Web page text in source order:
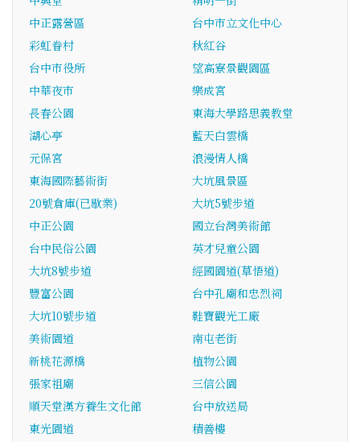
中正露營區
台中市立文化中心
彩虹眷村
秋紅谷
台中市役所
望高寮景觀園區
中華夜市
樂成宮
長春公園
東海大學路思義教堂
湖心亭
藍天白雲橋
元保宮
浪漫情人橋
東海國際藝術街
大坑風景區
20號倉庫(已歇業)
大坑5號步道
中正公園
國立台灣美術館
台中民俗公園
英才兒童公園
大坑8號步道
經國園道(草悟道)
豐富公園
台中孔廟和忠烈祠
大坑10號步道
鞋寶觀光工廠
美術園道
南屯老街
新桃花源橋
植物公園
張家祖廟
三信公園
順天堂漢方養生文化館
台中放送局
東光園道
積善樓